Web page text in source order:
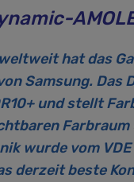
hat das
Samsung.
und stellt
wurde vom
derzeit beste